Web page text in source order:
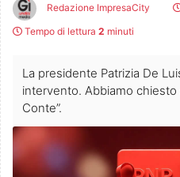
Redazione ImpresaCity
Tempo di lettura 2 minuti
La presidente Patrizia De
intervento. Abbiamo
Conte”.